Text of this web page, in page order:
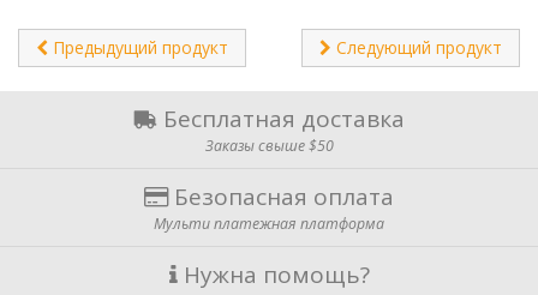
Предыдущий продукт Следующий продукт
Бесплатная доставка
Заказы свыше $50
Безопасная оплата
Мульти платежная платформа
Нужна помощь?